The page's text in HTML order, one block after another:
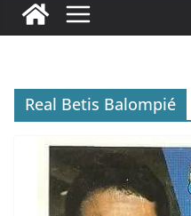
Real Betis Balompié